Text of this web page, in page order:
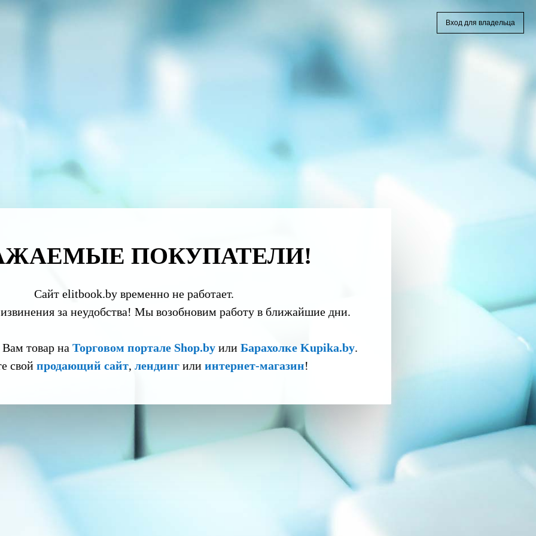
ПОКУПАТЕЛИ!
Сайт elitbook.by временно не работает.
за неудобства! Мы возобновим работу в ближайшие дни.
товар на Торговом портале Shop.byили Барахолке Kupika.by.
свой продающий сайт, лендингили интернет-магазин!
Вход для владельца